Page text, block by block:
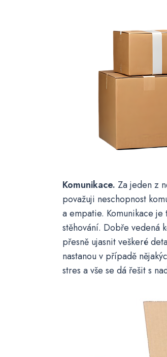
Komunikace. Za jeden z
považuji neschopnost
a empatie. Komunikace
stěhování. Dobře vedená
přesně ujasnit veškeré
nastanou v případě
stres a vše se dá řešit s